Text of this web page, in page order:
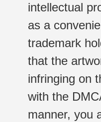
intellectual
as a
trademark
that the
infringing on
with the
manner, you